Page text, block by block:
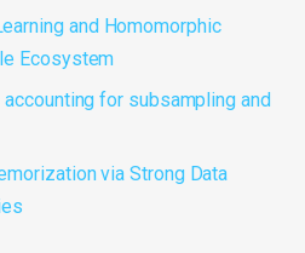
and Homomorphic
Ecosystem
for subsampling and
via Strong Data